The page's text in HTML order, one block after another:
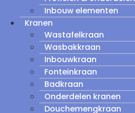
Inbouw elementen
Kranen
Wastafelkraan
Wasbakkraan
Inbouwkraan
Fonteinkraan
Badkraan
Onderdelen kranen
Douchemengkraan